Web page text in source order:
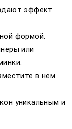
эффект
формой.
или
в нем
уникальным и